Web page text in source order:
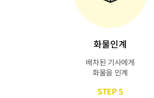
화물인계
배차된 기사에게
화물을 인계
STEP 5